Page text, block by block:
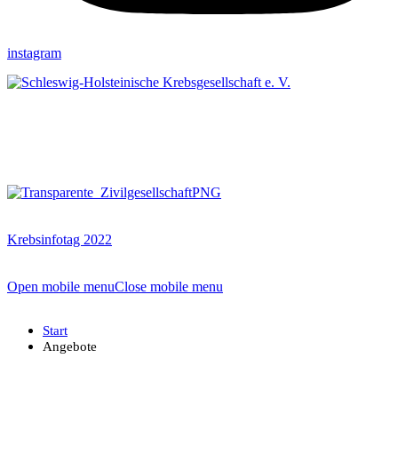
instagram
Krebsinfotag 2022
Open mobile menuClose mobile menu
Start
Angebote